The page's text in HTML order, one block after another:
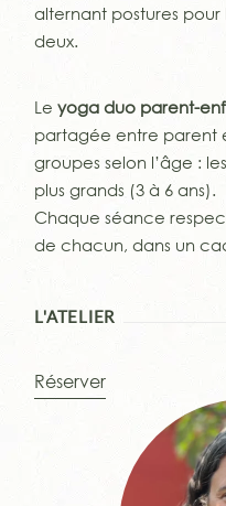
alternant postures
deux.
Leyoga duo parent-
partagée entre parent
groupes selon l’âge :
plus grands (3 à 6 ans).
Chaque séance
de chacun, dans un
L'ATELIER
Réserver